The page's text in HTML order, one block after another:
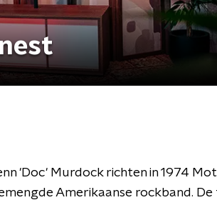
'Doc' Murdock richten in 1974
Amerikaanse rockband.